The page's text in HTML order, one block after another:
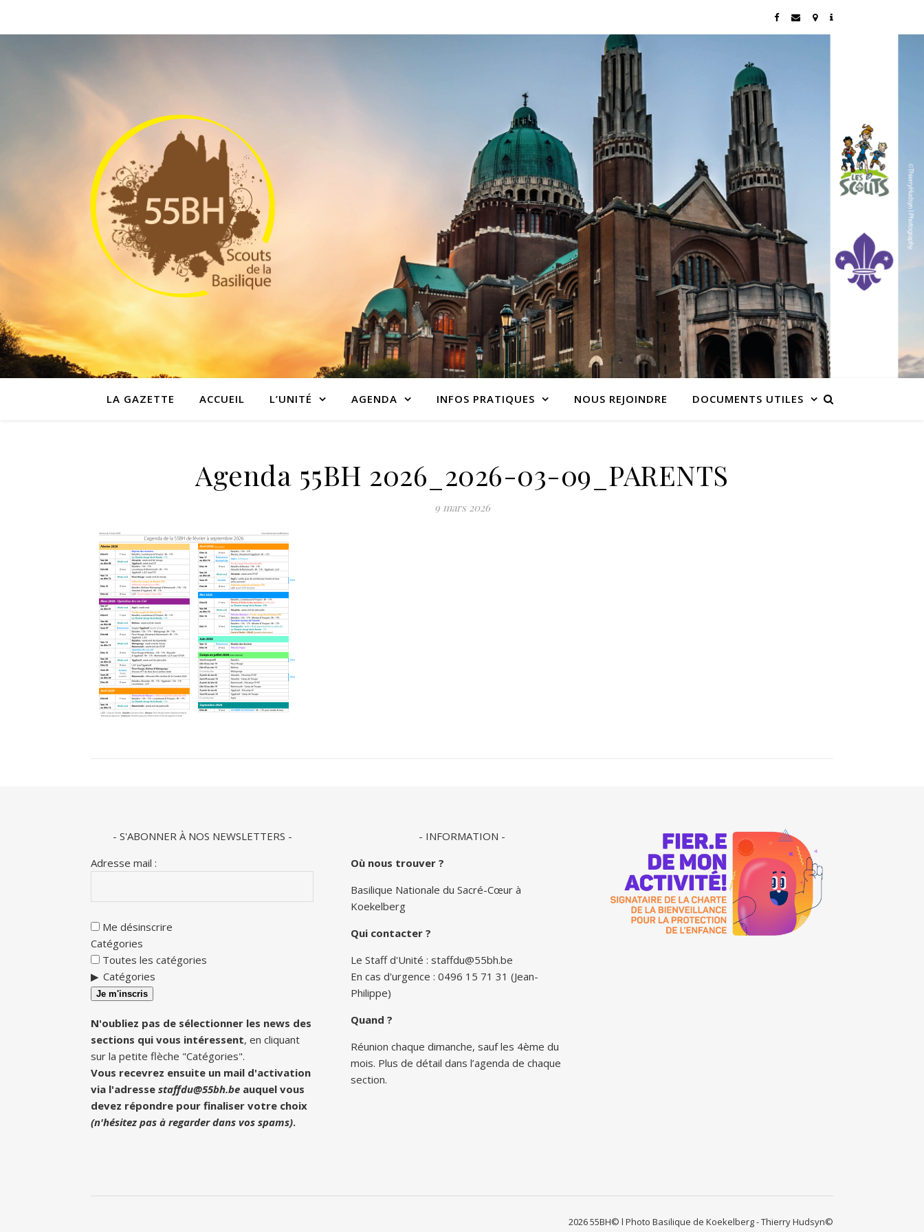
LA GAZETTE ACCUEIL L’UNITÉ AGENDA INFOS PRATIQUES NOUS REJOINDRE DOCUMENTS UTILES
Agenda 55BH 2026_2026-03-09_PARENTS
9 mars 2026
- S'ABONNER À NOS NEWSLETTERS -
Adresse mail :
Me désinscrire
Catégories
Toutes les catégories
Catégories
Je m'inscris
N'oubliez pas de sélectionner les news des
sections qui vous intéressent, en cliquant
sur la petite flèche "Catégories".
Vous recevrez ensuite un mail d'activation
via l'adresse staffdu@55bh.be auquel vous
devez répondre pour finaliser votre choix
(n'hésitez pas à regarder dans vos spams).
- INFORMATION -
Où nous trouver ?
Basilique Nationale du Sacré-Cœur à
Koekelberg
Qui contacter ?
Le Staff d'Unité : staffdu@55bh.be
En cas d'urgence : 0496 15 71 31 (Jean-
Philippe)
Quand ?
Réunion chaque dimanche, sauf les 4ème du
mois. Plus de détail dans l’agenda de chaque
section.
2026 55BH© l Photo Basilique de Koekelberg - Thierry Hudsyn©